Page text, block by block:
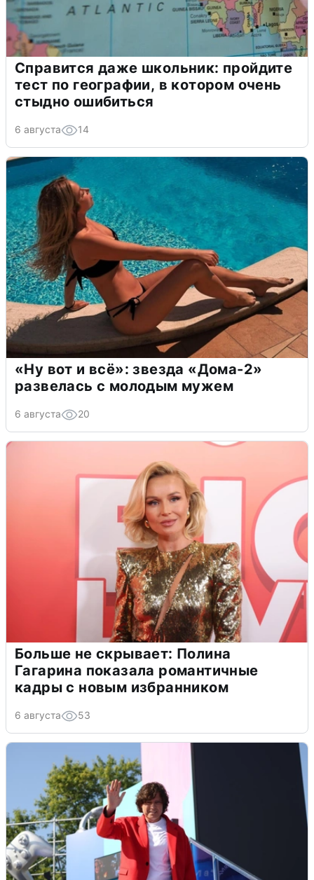
Справится даже школьник: пройдите
тест по географии, в котором очень
стыдно ошибиться
6 августа 14
«Ну вот и всё»: звезда «Дома-2»
развелась с молодым мужем
6 августа 20
Больше не скрывает: Полина
Гагарина показала романтичные
кадры с новым избранником
6 августа 53